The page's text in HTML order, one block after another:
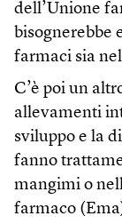
dell’Unione
bisognerebbe
farmaci sia
C’è poi un
allevamenti
sviluppo e la
fanno
mangimi o
farmaco